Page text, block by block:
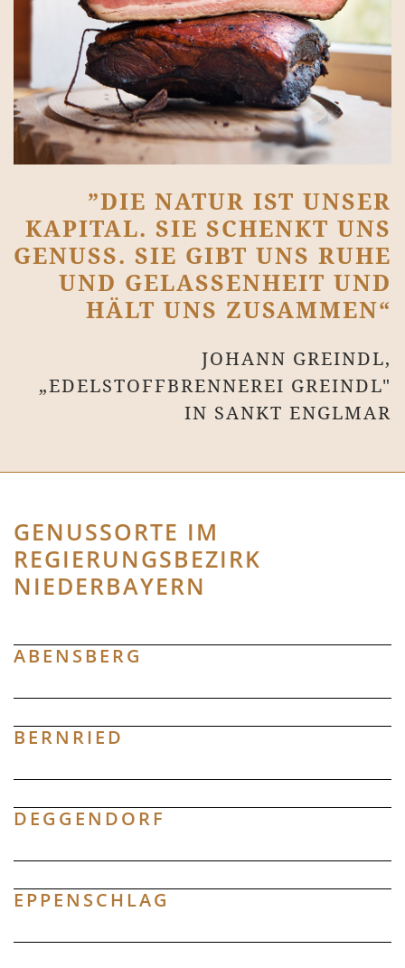
”DIE NATUR IST UNSER
KAPITAL. SIE SCHENKT UNS
GENUSS. SIE GIBT UNS RUHE
UND GELASSENHEIT UND
HÄLT UNS ZUSAMMEN“
JOHANN GREINDL,
„EDELSTOFFBRENNEREI GREINDL"
IN SANKT ENGLMAR
GENUSSORTE IM
REGIERUNGSBEZIRK
NIEDERBAYERN
ABENSBERG
BERNRIED
DEGGENDORF
EPPENSCHLAG